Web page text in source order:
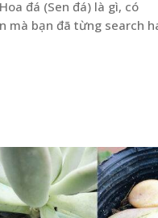
đá (Sen đá) là gì, có
mà bạn đã từng search